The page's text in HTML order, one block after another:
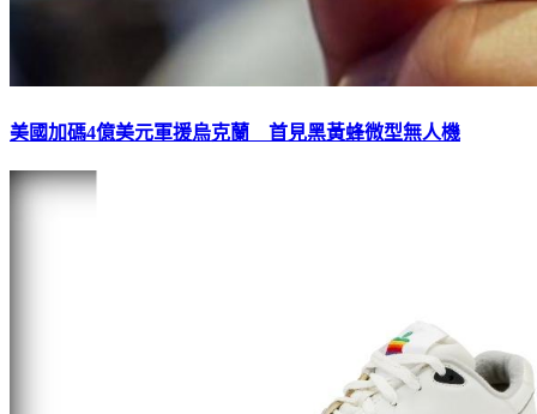
美國加碼4億美元軍援烏克蘭 首見黑黃蜂微型無人機